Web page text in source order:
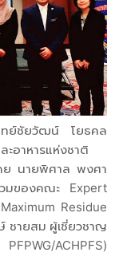
ย์ชัยวัฒน์ โยธคล
ะอาหารแห่งชาติ
ย นายพิศาล พงศา
มของคณะ Expert
Residue
ชายสม ผู้เชี่ยวชาญ
ACHPFS)